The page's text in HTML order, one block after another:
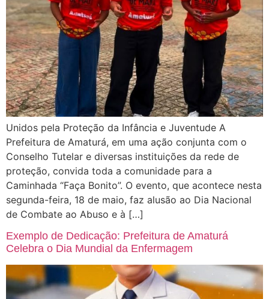
Unidos pela Proteção da Infância e Juventude A
Prefeitura de Amaturá, em uma ação conjunta com o
Conselho Tutelar e diversas instituições da rede de
proteção, convida toda a comunidade para a
Caminhada “Faça Bonito”. O evento, que acontece nesta
segunda-feira, 18 de maio, faz alusão ao Dia Nacional
de Combate ao Abuso e à […]
Exemplo de Dedicação: Prefeitura de Amaturá
Celebra o Dia Mundial da Enfermagem